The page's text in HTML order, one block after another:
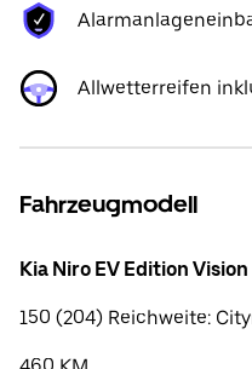
Allwetterreifen
Fahrzeugmodell
Kia Niro EV Edition Vision
150 (204) Reichweite: